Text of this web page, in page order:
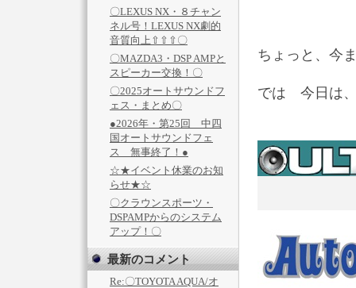
〇LEXUS NX・８チャン
ネル号！LEXUS NX劇的
音質向上⇧⇧⇧〇
〇MAZDA3・DSP AMPと
スピーカー交換！〇
〇2025オートサウンドフ
ェス・まとめ〇
●2026年・第25回 中四
国オートサウンドフェ
ス 無事終了！●
☆★イベント休業のお知
らせ★☆
〇クラウンスポーツ・
DSPAMPからのシステム
アップ！〇
最新のコメント
Re:〇TOYOTA AQUA/オ
ちょっと、今
では 今日は